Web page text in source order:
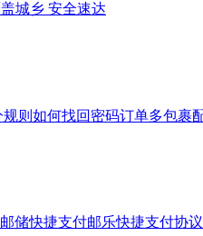
城乡 安全速达
则 如何找回密码订单多包裹
邮储快捷支付邮乐快捷支付协议